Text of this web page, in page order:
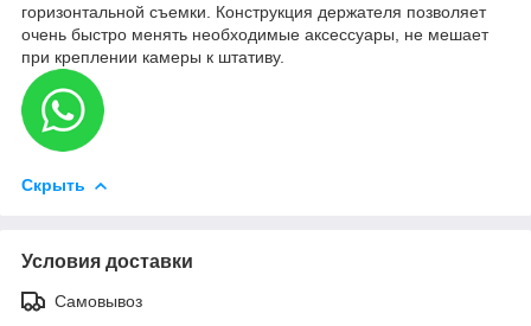
горизонтальной съемки. Конструкция держателя позволяет
очень быстро менять необходимые аксессуары, не мешает
при креплении камеры к штативу.
Скрыть
Условия доставки
Самовывоз